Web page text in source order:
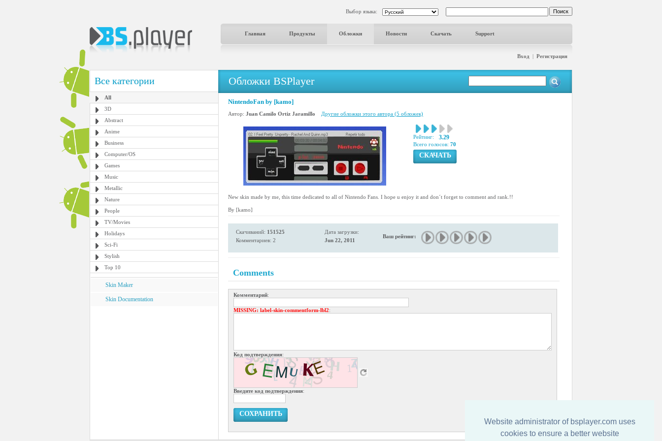
Website administrator of bsplayer.com uses
cookies to ensure a better website
Выбор языка:
Главная Продукты Обложки Новости Скачать Support
Вход | Регистрация
Все категории
All
3D
Abstract
Anime
Business
Computer/OS
Games
Music
Metallic
Nature
People
TV/Movies
Holidays
Sci-Fi
Stylish
Top 10
Skin Maker
Skin Documentation
Обложки BSPlayer
NintendoFan by [kamo]
Автор: Juan Camilo Ortiz Jaramillo Другие обложки этого автора (5 обложек)
Рейтинг: 3.29
Всего голосов: 70
СКАЧАТЬ
New skin made by me, this time dedicated to all of Nintendo Fans. I hope u enjoy it and don´t forget to comment and rank.!!
By [kamo]
Скачиваний: 151525
Комментариев: 2
Дата загрузки:
Jun 22, 2011
Ваш рейтинг:
Comments
Комментарий:
MISSING: label-skin-commentform-lbl2:
Код подтверждения:
Введите код подтверждения:
СОХРАНИТЬ